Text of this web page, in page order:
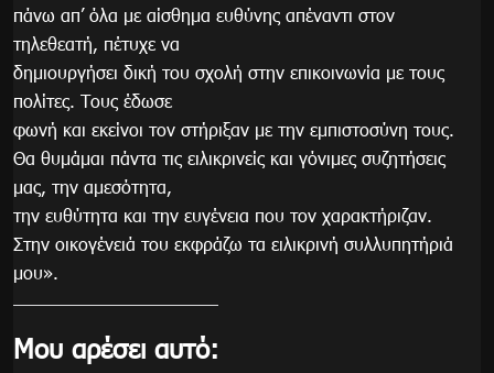
πάνω απ’ όλα με αίσθημα ευθύνης απέναντι στον
τηλεθεατή, πέτυχε να
δημιουργήσει δική του σχολή στην επικοινωνία με τους
πολίτες. Τους έδωσε
φωνή και εκείνοι τον στήριξαν με την εμπιστοσύνη τους.
Θα θυμάμαι πάντα τις ειλικρινείς και γόνιμες συζητήσεις
μας, την αμεσότητα,
την ευθύτητα και την ευγένεια που τον χαρακτήριζαν.
Στην οικογένειά του εκφράζω τα ειλικρινή συλλυπητήριά
μου».
Μου αρέσει αυτό: